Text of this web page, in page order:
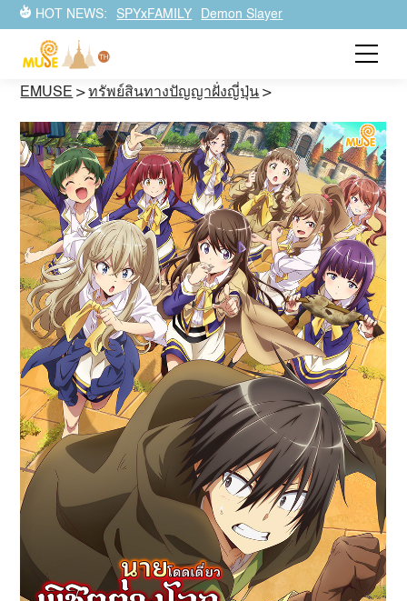
HOT NEWS: SPYxFAMILY Demon Slayer
EMUSE >ทรัพย์สินทางปัญญาฝั่งญี่ปุ่น >